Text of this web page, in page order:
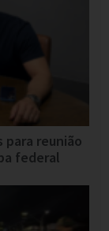
para reunião
federal